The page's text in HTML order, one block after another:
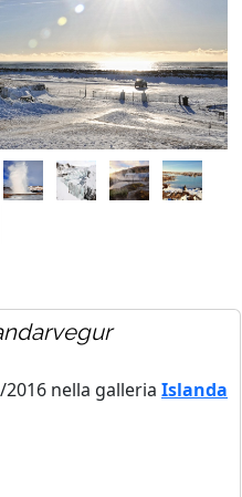
nella galleria Islanda